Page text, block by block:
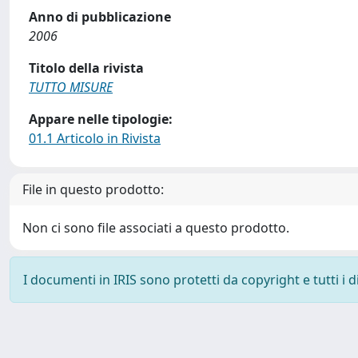
Anno di pubblicazione
2006
Titolo della rivista
TUTTO MISURE
Appare nelle tipologie:
01.1 Articolo in Rivista
File in questo prodotto:
Non ci sono file associati a questo prodotto.
I documenti in IRIS sono protetti da copyright e tutti i